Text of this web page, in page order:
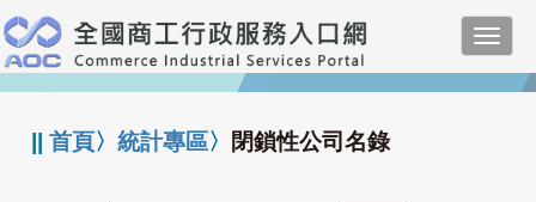
跳
到
主
要
:::
||首頁〉統計專區〉 閉鎖性公司名錄